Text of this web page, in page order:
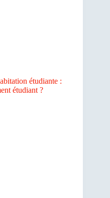
étudiante :
étudiant ?